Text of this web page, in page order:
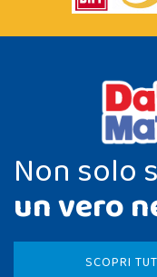
Non solo
un vero
SCOPRI